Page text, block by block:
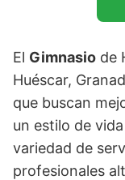
El Gimnasio de
Huéscar,
que buscan
un estilo de
variedad de
profesionales